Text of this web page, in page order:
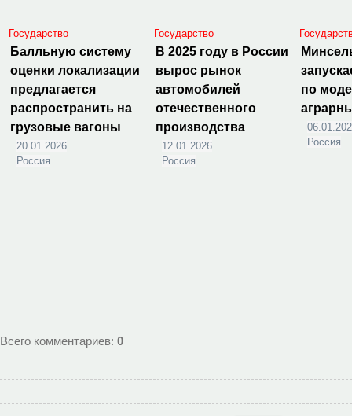
Государство
Балльную систему
оценки локализации
предлагается
распространить на
грузовые вагоны
20.01.2026
Россия
Государство
В 2025 году в России
вырос рынок
автомобилей
отечественного
производства
12.01.2026
Россия
по
Россия
Всего комментариев: 0